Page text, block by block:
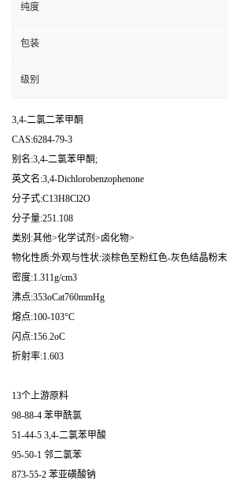
纯度
包装
级别
3,4-二氯二苯甲酮
CAS:6284-79-3
别名:3,4-二氯苯甲酮;
英文名:3,4-Dichlorobenzophenone
分子式:C13H8Cl2O
分子量:251.108
类别:其他>化学试剂>卤化物>
物化性质:外观与性状:淡棕色至粉红色-灰色结晶粉末
密度:1.311g/cm3
沸点:353oCat760mmHg
熔点:100-103°C
闪点:156.2oC
折射率:1.603
13个上游原料
98-88-4 苯甲酰氯
51-44-5 3,4-二氯苯甲酸
95-50-1 邻二氯苯
873-55-2 苯亚磺酸钠